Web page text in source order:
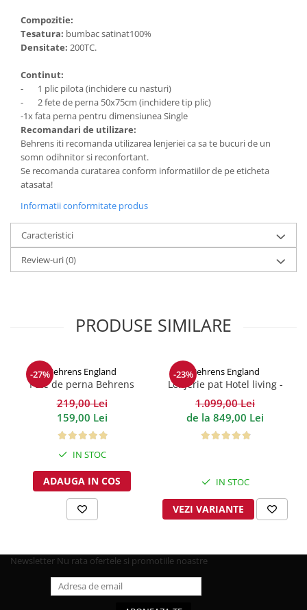
Compozitie:
Tesatura: bumbac satinat100%
Densitate: 200TC.
Continut:
- 1 plic pilota (inchidere cu nasturi)
- 2 fete de perna 50x75cm (inchidere tip plic)
-1x fata perna pentru dimensiunea Single
Recomandari de utilizare:
Behrens iti recomanda utilizarea lenjeriei ca sa te bucuri de un
somn odihnitor si reconfortant.
Se recomanda curatarea conform informatiilor de pe eticheta
atasata!
Informatii conformitate produs
Caracteristici
Review-uri(0)
PRODUSE SIMILARE
-27%Behrens England
Fete de perna Behrens
Heritage densitate 400TC -
Bumbac 100%
219,00 Lei
159,00 Lei
IN STOC
ADAUGA IN COS
-23%Behrens England
Lenjerie pat Hotel living -
1000TC Alb
1.099,00 Lei
de la 849,00 Lei
IN STOC
VEZI VARIANTE
Newsletter Nu rata ofertele si promotiile noastre